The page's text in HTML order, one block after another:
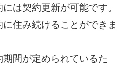
は契約更新が可能です。
住み続けることができま
間が定められているた